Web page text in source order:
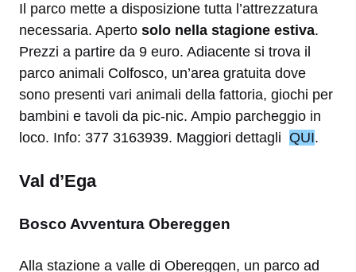
Il parco mette a disposizione tutta l’attrezzatura
necessaria. Aperto solo nella stagione estiva.
Prezzi a partire da 9 euro. Adiacente si trova il
parco animali Colfosco, un’area gratuita dove
sono presenti vari animali della fattoria, giochi per
bambini e tavoli da pic-nic. Ampio parcheggio in
loco. Info: 377 3163939. Maggiori dettagli QUI.
Val d’Ega
Bosco Avventura Obereggen
Alla stazione a valle di Obereggen, un parco ad